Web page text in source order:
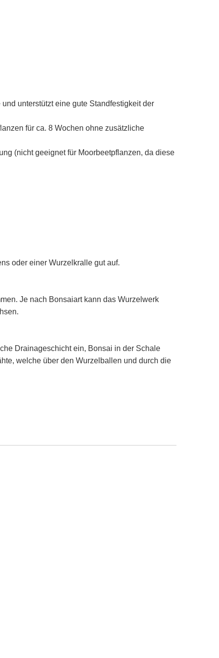
unterstützt eine gute Standfestigkeit der
für ca. 8 Wochen ohne zusätzliche
(nicht geeignet für Moorbeetpflanzen, da diese
oder einer Wurzelkralle gut auf.
Je nach Bonsaiart kann das Wurzelwerk
Drainageschicht ein, Bonsai in der Schale
welche über den Wurzelballen und durch die